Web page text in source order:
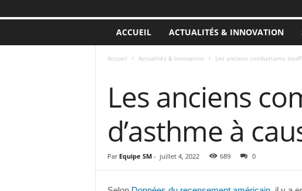
ACCUEIL ACTUALITÉS & INNOVATION
Accueil Actualités & Innovation Les anciens combattants
Les anciens
d’asthme à
Par Equipe SM- juillet 4, 2022 689 0